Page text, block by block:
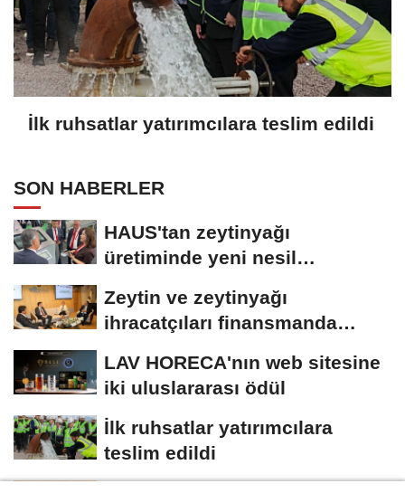
İlk ruhsatlar yatırımcılara teslim edildi
SON HABERLER
HAUS'tan zeytinyağı
üretiminde yeni nesil
Zeytin ve zeytinyağı
ihracatçıları finansmanda
LAV HORECA'nın web sitesine
iki uluslararası ödül
İlk ruhsatlar yatırımcılara
teslim edildi